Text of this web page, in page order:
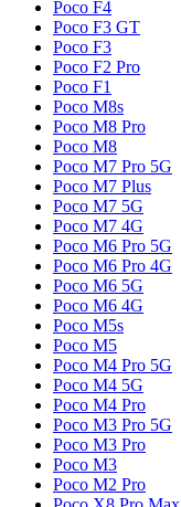
Poco F4
Poco F3 GT
Poco F3
Poco F2 Pro
Poco F1
Poco M8s
Poco M8 Pro
Poco M8
Poco M7 Pro 5G
Poco M7 Plus
Poco M7 5G
Poco M7 4G
Poco M6 Pro 5G
Poco M6 Pro 4G
Poco M6 5G
Poco M6 4G
Poco M5s
Poco M5
Poco M4 Pro 5G
Poco M4 5G
Poco M4 Pro
Poco M3 Pro 5G
Poco M3 Pro
Poco M3
Poco M2 Pro